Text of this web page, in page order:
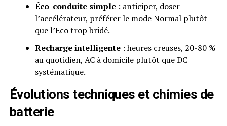
Éco-conduite simple: anticiper, doser
l’accélérateur, préférer le mode Normal plutôt
que l’Eco trop bridé.
Recharge intelligente: heures creuses, 20-80 %
au quotidien, AC à domicile plutôt que DC
systématique.
Évolutions techniques et chimies de
batterie